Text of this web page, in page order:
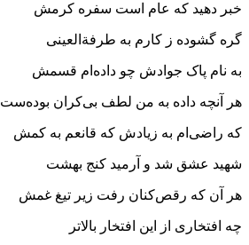
خبر دهید که عام است سفره کرمش
گره گشوده ز کارم به طرفةالعینی
به نام پاک جوادش چو داده‌ام قسمش
هر آنچه داده به من لطف بی‌کران بوده‌ست
که راضی‌ام به زیادش که قانعم به کمش
شهید عشق شد و آرمید کنج بهشت
هر آن که رقص‌کنان رفت زیر تیغ غمش
چه افتخاری از این افتخار بالاتر